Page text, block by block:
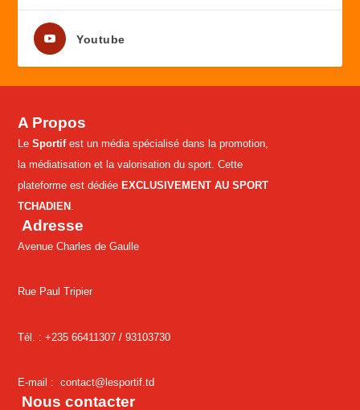
Youtube
A Propos
LeSportifest un média spécialisé dans la promotion,
la médiatisation et la valorisation du sport. Cette
plateforme est dédiée EXCLUSIVEMENT AU SPORT
TCHADIEN
Adresse
Avenue Charles de Gaulle
Rue Paul Tripier
Tél. : +235 66411307 /93103730
E-mail :contact@lesportif.td
Nous contacter